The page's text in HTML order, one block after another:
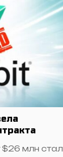
млн стал